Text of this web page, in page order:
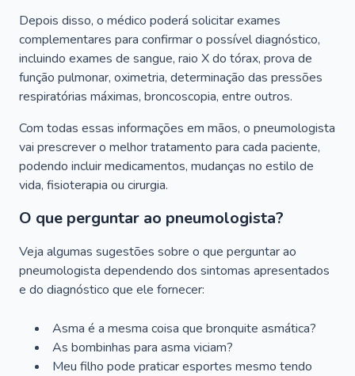
Depois disso, o médico poderá solicitar exames
complementares para confirmar o possível diagnóstico,
incluindo exames de sangue, raio X do tórax, prova de
função pulmonar, oximetria, determinação das pressões
respiratórias máximas, broncoscopia, entre outros.
Com todas essas informações em mãos, o pneumologista
vai prescrever o melhor tratamento para cada paciente,
podendo incluir medicamentos, mudanças no estilo de
vida, fisioterapia ou cirurgia.
O que perguntar ao pneumologista?
Veja algumas sugestões sobre o que perguntar ao
pneumologista dependendo dos sintomas apresentados
e do diagnóstico que ele fornecer:
Asma é a mesma coisa que bronquite asmática?
As bombinhas para asma viciam?
Meu filho pode praticar esportes mesmo tendo